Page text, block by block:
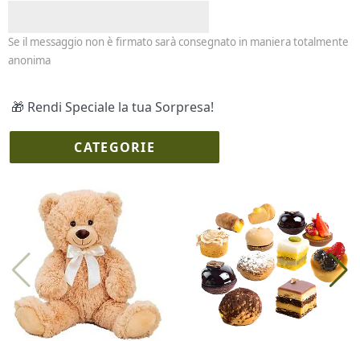
Se il messaggio non è firmato sarà consegnato in maniera totalmente
anonima
🎁 Rendi Speciale la tua Sorpresa!
CATEGORIE
I più scelti
Profumi Collane Lussoni®
Trudi® THUN®
Regali Personalizzati